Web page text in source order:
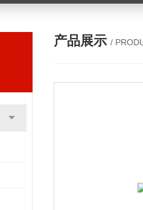
产品展示 /